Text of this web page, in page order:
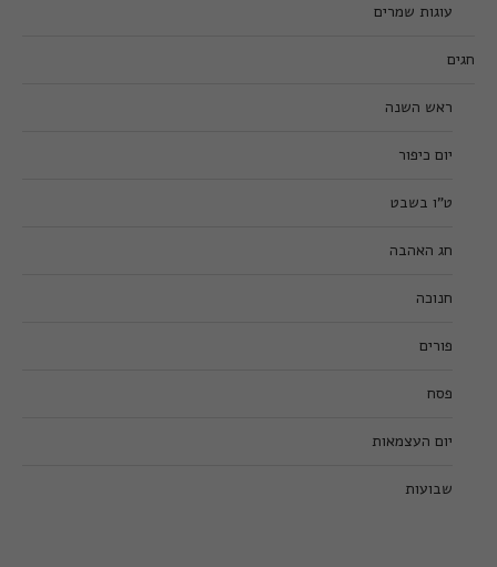
עוגות שמרים
חגים
ראש השנה
יום כיפור
ט”ו בשבט
חג האהבה
חנוכה
פורים
פסח
יום העצמאות
שבועות